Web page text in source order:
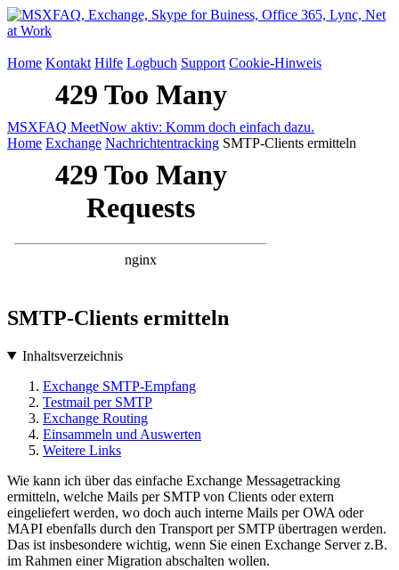
Home Kontakt Hilfe Logbuch Support Cookie-Hinweis
MSXFAQ MeetNow aktiv: Komm doch einfach dazu.
Home Exchange Nachrichtentracking SMTP-Clients ermitteln
SMTP-Clients ermitteln
Inhaltsverzeichnis
Exchange SMTP-Empfang
Testmail per SMTP
Exchange Routing
Einsammeln und Auswerten
Weitere Links
Wie kann ich über das einfache Exchange Messagetracking
ermitteln, welche Mails per SMTP von Clients oder extern
eingeliefert werden, wo doch auch interne Mails per OWA oder
MAPI ebenfalls durch den Transport per SMTP übertragen werden.
Das ist insbesondere wichtig, wenn Sie einen Exchange Server z.B.
im Rahmen einer Migration abschalten wollen.